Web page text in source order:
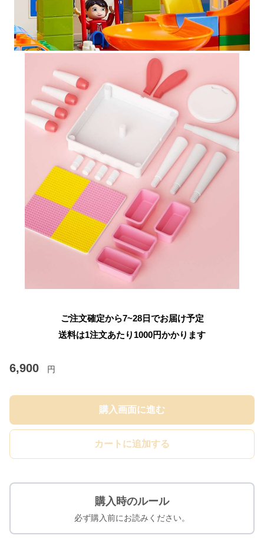
ご注文確定から7~28日でお届け予定
送料は1注文あたり 1000円かかります
6,900 円
購入画面に進む
カートに追加する
購入時のルール
必ず購入前にお読みください。